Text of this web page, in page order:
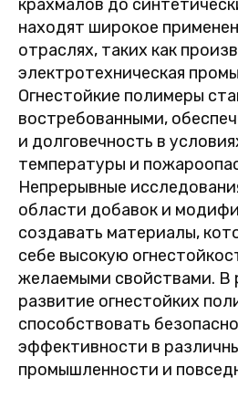
крахмалов до
находят широкое
отраслях, таких как
электротехническая
Огнестойкие полимеры
востребованными,
и долговечность в
температуры и
Непрерывные
области добавок и
создавать материалы,
себе высокую
желаемыми свойствами. В
развитие огнестойких
способствовать
эффективности в
промышленности и